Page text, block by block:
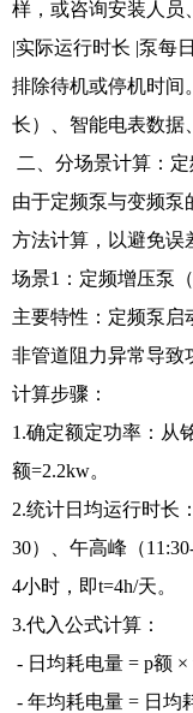
样，或咨询安装人员
|实际运行时长 |泵每
排除待机或停机时间
长）、智能电表数据
二、分场景计算：
由于定频泵与变频泵
方法计算，以避免误
场景1：定频增压泵
主要特性：定频泵启
非管道阻力异常导致
计算步骤：
1.确定额定功率：从
额=2.2kw。
2.统计日均运行时长
30）、午高峰（
4小时，即t=4h/天。
3.代入公式计算：
- 日均耗电量 = p额 ×
- 年均耗电量 = 日均